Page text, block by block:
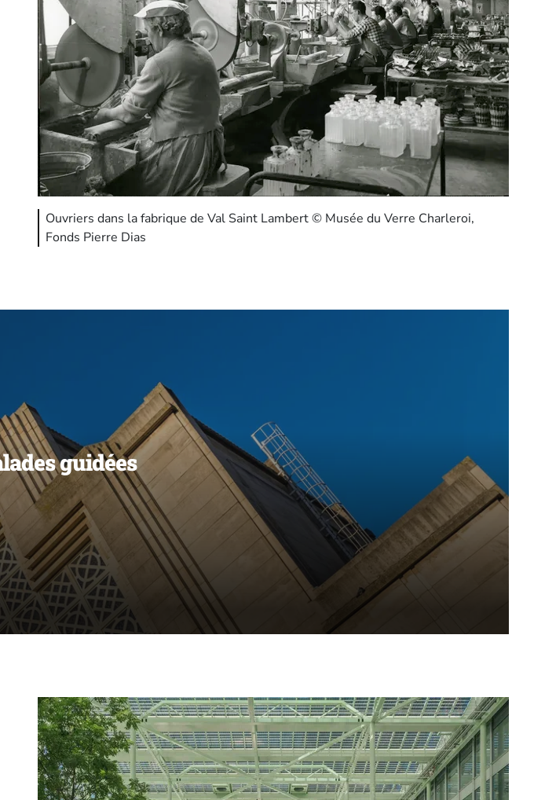
Ouvriers dans la fabrique de Val Saint Lambert © Musée du Verre Charleroi,
Fonds Pierre Dias
guidées